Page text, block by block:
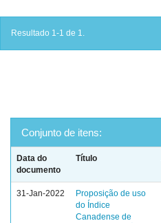
Resultado 1-1 de 1.
Conjunto de itens:
Data do
documento
Título
31-Jan-2022
Proposição de uso
do Índice
Canadense de